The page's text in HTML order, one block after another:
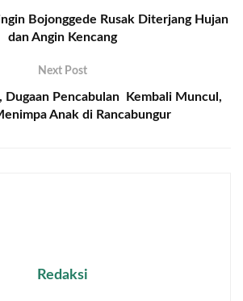
Bojonggede Rusak Diterjang Hujan
dan Angin Kencang
Next Post
Dugaan Pencabulan Kembali Muncul,
Anak di Rancabungur
Redaksi